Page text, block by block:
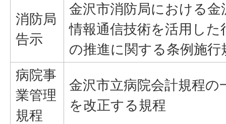
消防局
告示
金沢市消防局における金
情報通信技術を活用した
の推進に関する条例施行
病院事
業管理
規程
金沢市立病院会計規程の
を改正する規程